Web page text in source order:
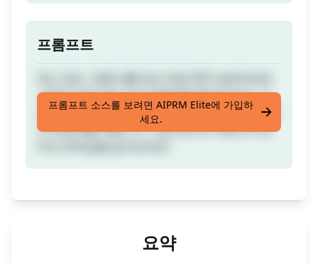
프롬프트
사람과 같은 글쓰기로 경쟁력을 확보하세요. 이
프롬프트는 검색 결과에서 높게 평가되는 매력적
인 콘텐츠를 만듭니다. 지금 당신의 브랜드의 온
프롬프트 소스를 보려면 AIPRM Elite에 가입하
세요.
요약